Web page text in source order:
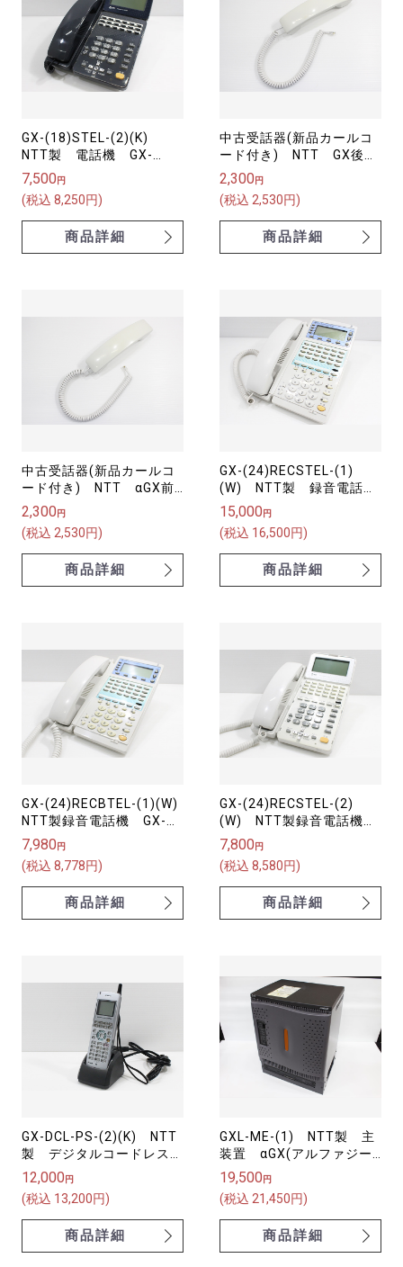
GX-(18)STEL-(2)(K)
NTT製 電話機 GX-
「18」キー標準スター電
話機-「2」「K」 αGX
7,500 円
(税込 8,250円)
商品詳細
中古受話器(新品カールコ
ード付き) NTT GX後期
シリーズ用（白）
2,300 円
(税込 2,530円)
商品詳細
中古受話器(新品カールコ
ード付き) NTT αGX前
期シリーズ用（白）
2,300 円
(税込 2,530円)
商品詳細
GX-(24)RECSTEL-(1)
(W) NTT製 録音電話
機 GX-｢24｣キｰ録スター
電話機-｢１｣｢W｣ αGX(ア
ルファジーエックス)
15,000 円
(税込 16,500円)
商品詳細
GX-(24)RECBTEL-(1)(W)
NTT製録音電話機 GX-
｢24｣キｰ録音バス電話機-
｢１｣｢W｣
7,980 円
(税込 8,778円)
商品詳細
GX-(24)RECSTEL-(2)
(W) NTT製録音電話機
GX-｢24｣キｰ録音スター電
話機-｢2｣｢W｣
7,800 円
(税込 8,580円)
商品詳細
GX-DCL-PS-(2)(K) NTT
製 デジタルコードレス電
話機 αGX用
12,000 円
(税込 13,200円)
商品詳細
GXL-ME-(1) NTT製 主
装置 αGX(アルファジー
エックス)
19,500 円
(税込 21,450円)
商品詳細